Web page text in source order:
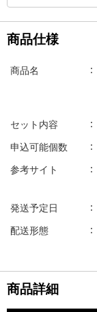
商品仕様
商品名
セット内容
申込可能個数
参考サイト
発送予定日
配送形態
商品詳細